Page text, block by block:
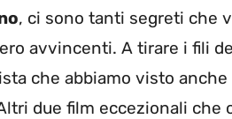
, ci sono tanti segreti che
avvincenti. A tirare i fili
che abbiamo visto
due film eccezionali